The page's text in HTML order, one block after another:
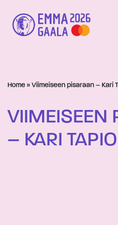
Siirry
suoraan
Home » Viimeiseen pisaraan – Kari
VIIMEISEEN
– KARI TAPIO